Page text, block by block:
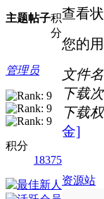
主题帖子积
分
管理员
积分
18375
查看
您的
文件
下载
下载
金]
资源站